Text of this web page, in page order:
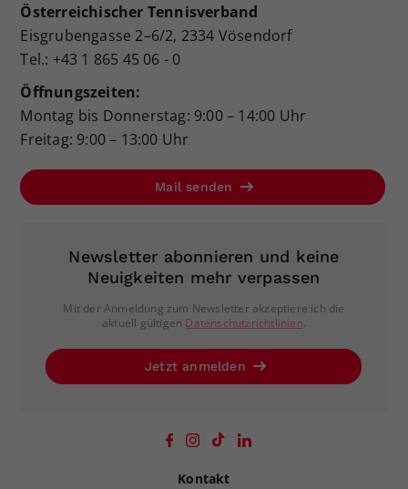
Österreichischer Tennisverband
Eisgrubengasse 2–6/2, 2334 Vösendorf
Tel.: +43 1 865 45 06 - 0
Öffnungszeiten:
Montag bis Donnerstag: 9:00 – 14:00 Uhr
Freitag: 9:00 – 13:00 Uhr
Mail senden
Newsletter abonnieren und keine
Neuigkeiten mehr verpassen
Mit der Anmeldung zum Newsletter akzeptiere ich die
aktuell gültigen Datenschutzrichtlinien.
Jetzt anmelden
Kontakt